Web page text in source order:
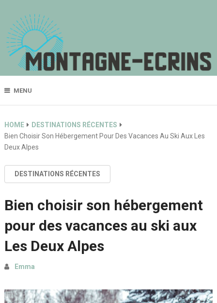
MENU
HOME
DESTINATIONS RÉCENTES
Bien Choisir Son Hébergement Pour Des Vacances Au Ski Aux Les
Deux Alpes
DESTINATIONS RÉCENTES
Bien choisir son hébergement
pour des vacances au ski aux
Les Deux Alpes
Emma